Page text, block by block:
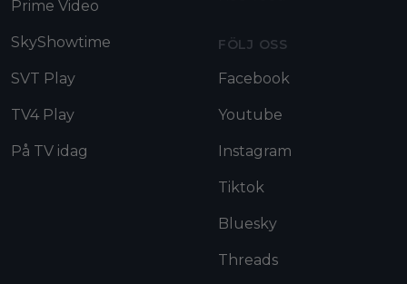
Prime Video
SkyShowtime
SVT Play
TV4 Play
På TV idag
FÖLJ OSS
Facebook
Youtube
Instagram
Tiktok
Bluesky
Threads